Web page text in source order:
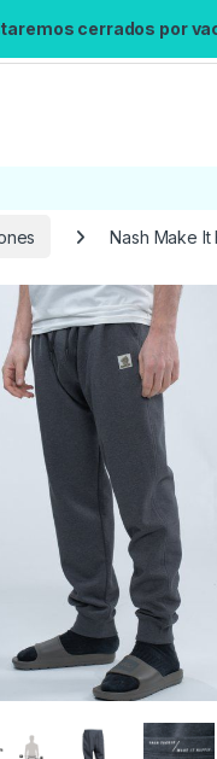
cerrados por
No se pudo
Nash Make